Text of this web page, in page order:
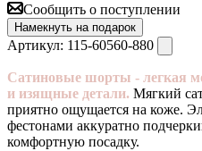
Сообщить о поступлении
Намекнуть на подарок
Артикул: 115-60560-880
Сатиновые шорты - легкая
и изящные детали. Мягкий
приятно ощущается на коже.
фестонами аккуратно
комфортную посадку.